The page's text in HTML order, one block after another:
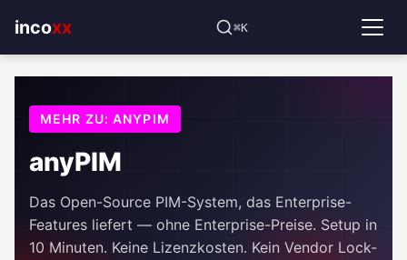
incoxx
⌘K
MEHR ZU: ANYPIM
anyPIM
Das Open-Source PIM-System, das Enterprise-
Features liefert — ohne Enterprise-Preise. Setup in
10 Minuten. Keine Lizenzkosten. Kein Vendor Lock-